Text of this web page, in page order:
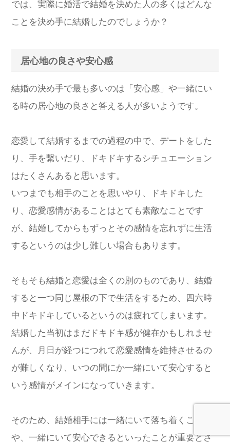
では、実際に婚活で結婚を決めた人の多くはどんな
ことを決め手に結婚したのでしょうか？
居心地の良さや安心感
結婚の決め手で最も多いのは「安心感」や一緒にい
る時の居心地の良さと答える人が多いようです。
恋愛して結婚するまでの過程の中で、デートをした
り、手を繋いだり、ドキドキするシチュエーション
はたくさんあると思います。
いつまでも相手のことを思いやり、ドキドキした
り、恋愛感情があることはとても素敵なことです
が、結婚してからもずっとその感情を忘れずに生活
するというのは少し難しい場合もあります。
そもそも結婚と恋愛は全くの別のものであり、結婚
すると一つ同じ屋根の下で生活をするため、四六時
中ドキドキしているというのは疲れてしまいます。
結婚した当初はまだドキドキ感が健在かもしれませ
んが、月日が経つにつれて恋愛感情を維持させるの
が難しくなり、いつの間にか一緒にいて安心すると
いう感情がメインになっていきます。
そのため、結婚相手には一緒にいて落ち着くこと
や、一緒にいて安心できるといったことが重要とさ